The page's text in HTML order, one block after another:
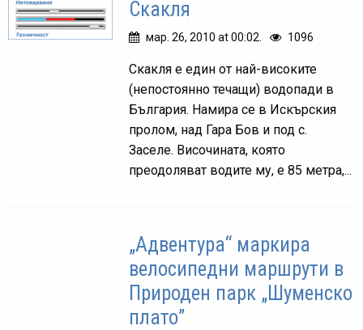
Скакля
мар. 26, 2010 at 00:02. 1096
Скакля е един от най-високите
(непостоянно течащи) водопади в
България. Намира се в Искърския
пролом, над Гара Бов и под с.
Заселе. Височината, която
преодоляват водите му, е 85 метра,...
„Адвентура“ маркира
велосипедни маршрути в
Природен парк „Шуменско
плато”